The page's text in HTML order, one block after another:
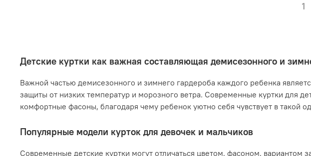
1
Детские куртки как важная составляющая демисезонного и
Важной частью демисезонного и зимнего гардероба каждого ребенка
защиты от низких температур и морозного ветра. Современные куртки для
комфортные фасоны, благодаря чему ребенок уютно себя чувствует в такой
Популярные модели курток для девочек и мальчиков
Современные детские куртки могут отличаться цветом, фасоном, вариантом